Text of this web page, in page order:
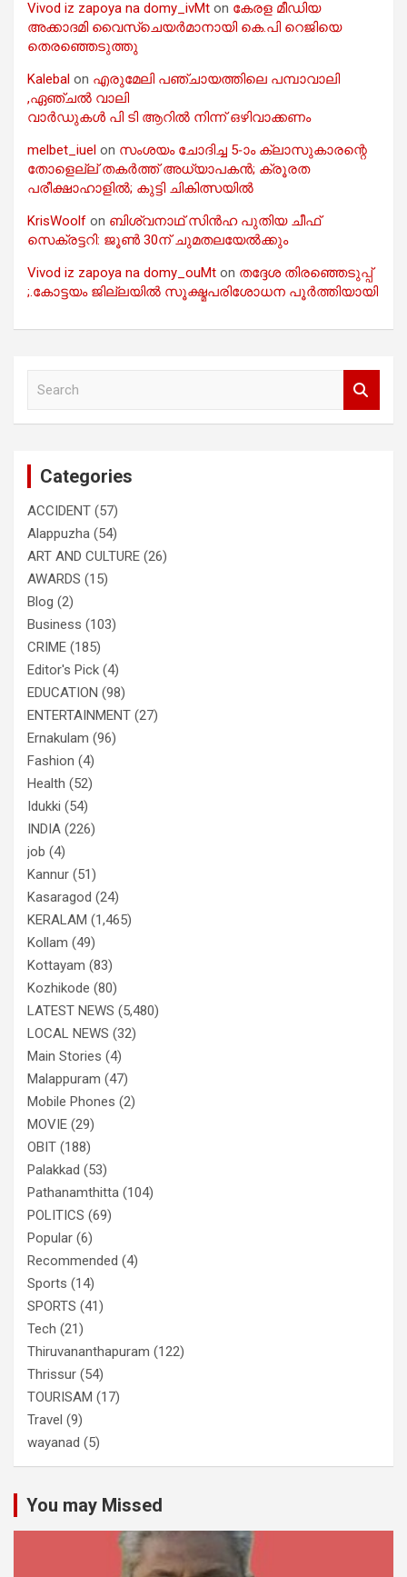
Vivod iz zapoya na domy_ivMt on കേരള മീഡിയ
അക്കാദമി വൈസ്ചെയർമാനായി കെ.പി റെജിയെ
തെരഞ്ഞെടുത്തു
Kalebal on എരുമേലി പഞ്ചായത്തിലെ പമ്പാവാലി
,ഏഞ്ചൽ വാലി
വാർഡുകൾ പി ടി ആറിൽ നിന്ന് ഒഴിവാക്കണം
melbet_iuel on സംശയം ചോദിച്ച 5-ാം ക്ലാസുകാരന്റെ
തോളെല്ല് തകർത്ത് അധ്യാപകൻ; ക്രൂരത
പരീക്ഷാഹാളിൽ; കുട്ടി ചികിത്സയിൽ
KrisWoolf on ബിശ്വനാഥ് സിൻഹ പുതിയ ചീഫ്
സെക്രട്ടറി: ജൂൺ 30ന് ചുമതലയേൽക്കും
Vivod iz zapoya na domy_ouMt on തദ്ദേശ തിരഞ്ഞെടുപ്പ്
;.കോട്ടയം ജില്ലയിൽ സൂക്ഷ്മപരിശോധന പൂർത്തിയായി
Categories
ACCIDENT (57)
Alappuzha (54)
ART AND CULTURE (26)
AWARDS (15)
Blog (2)
Business (103)
CRIME (185)
Editor's Pick (4)
EDUCATION (98)
ENTERTAINMENT (27)
Ernakulam (96)
Fashion (4)
Health (52)
Idukki (54)
INDIA (226)
job (4)
Kannur (51)
Kasaragod (24)
KERALAM (1,465)
Kollam (49)
Kottayam (83)
Kozhikode (80)
LATEST NEWS (5,480)
LOCAL NEWS (32)
Main Stories (4)
Malappuram (47)
Mobile Phones (2)
MOVIE (29)
OBIT (188)
Palakkad (53)
Pathanamthitta (104)
POLITICS (69)
Popular (6)
Recommended (4)
Sports (14)
SPORTS (41)
Tech (21)
Thiruvananthapuram (122)
Thrissur (54)
TOURISAM (17)
Travel (9)
wayanad (5)
You may Missed